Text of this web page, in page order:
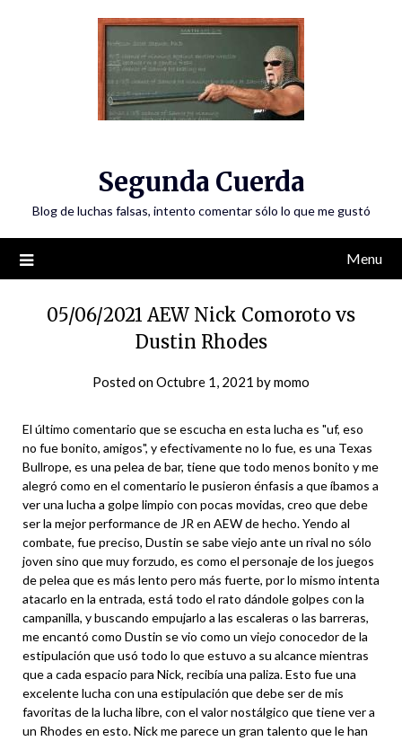
Segunda Cuerda
Blog de luchas falsas, intento comentar sólo lo que me gustó
Menu
05/06/2021 AEW Nick Comoroto vs
Dustin Rhodes
Posted onOctubre 1, 2021 bymomo
El último comentario que se escucha en esta lucha es "uf, eso
no fue bonito, amigos", y efectivamente no lo fue, es una Texas
Bullrope, es una pelea de bar, tiene que todo menos bonito y me
alegró como en el comentario le pusieron énfasis a que íbamos a
ver una lucha a golpe limpio con pocas movidas, creo que debe
ser la mejor performance de JR en AEW de hecho. Yendo al
combate, fue preciso, Dustin se sabe viejo ante un rival no sólo
joven sino que muy forzudo, es como el personaje de los juegos
de pelea que es más lento pero más fuerte, por lo mismo intenta
atacarlo en la entrada, está todo el rato dándole golpes con la
campanilla, y buscando empujarlo a las escaleras o las barreras,
me encantó como Dustin se vio como un viejo conocedor de la
estipulación que usó todo lo que estuvo a su alcance mientras
que a cada espacio para Nick, recibía una paliza. Esto fue una
excelente lucha con una estipulación que debe ser de mis
favoritas de la lucha libre, con el valor nostálgico que tiene ver a
un Rhodes en esto. Nick me parece un gran talento que le han